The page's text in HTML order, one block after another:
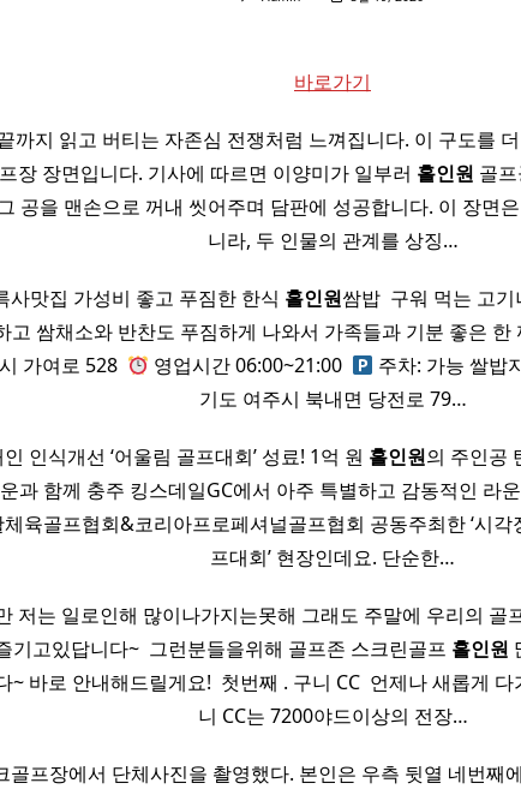
바로가기
까지 읽고 버티는 자존심 전쟁처럼 느껴집니다. 이 구도를
장 장면입니다. 기사에 따르면 이양미가 일부러 홀인원 골
공을 맨손으로 꺼내 씻어주며 담판에 성공합니다. 이 장면
니라, 두 인물의 관계를 상징…
사맛집 가성비 좋고 푸짐한 한식 홀인원쌈밥 ​ 구워 먹는 고
고 쌈채소와 반찬도 푸짐하게 나와서 가족들과 기분 좋은 한
가여로 528
영업시간 06:00~21:00 ​ 주차: 가능 쌀밥
기도 여주시 북내면 당전로 79…
인식개선 ‘어울림 골프대회’ 성료! 1억 원 홀인원의 주인공
과 함께 충주 킹스데일GC에서 아주 특별하고 감동적인 라
육골프협회&코리아프로페셔널골프협회 공동주최한 ‘시
프대회’ 현장인데요. 단순한…
저는 일로인해 많이나가지는못해 그래도 주말에 우리의 골
기고있답니다~ ​ 그런분들을위해 골프존 스크린골프 홀인원
~ 바로 안내해드릴게요! ​ 첫번째 . 구니 CC ​ 언제나 새롭게
니 CC는 7200야드이상의 전장…
골프장에서 단체사진을 촬영했다. 본인은 우측 뒷열 네번째